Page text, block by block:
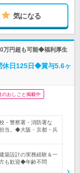
気になる
万円超も可能◆福利厚生
休日125日◆賞与5.6ヶ
のおしごと掲載中
・警察署・消防署な
当。◆大阪・京都・兵
築設計の実務経験＆一
も歓迎◆年齢不問